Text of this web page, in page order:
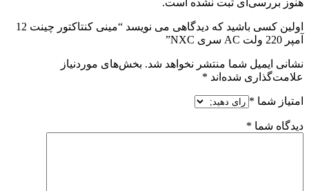
اولین کسی باشید که دیدگاهی می نویسد “مینی کنتاکتور چینت 12
آمپر 220 ولت AC سری NXC”
نشانی ایمیل شما منتشر نخواهد شد. بخش‌های موردنیاز
علامت‌گذاری شده‌اند *
امتیاز شما *
دیدگاه شما *